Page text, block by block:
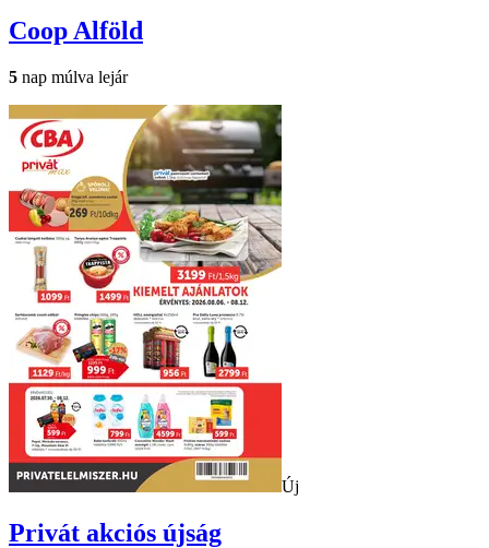
Coop Alföld
5 nap múlva lejár
Új
Privát akciós újság